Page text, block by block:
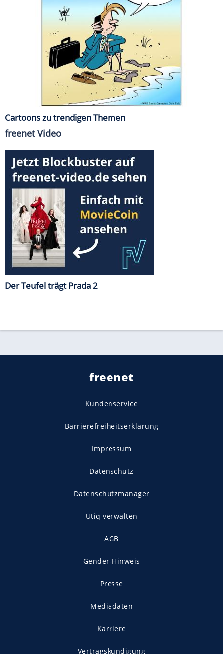
Cartoons zu trendigen Themen
freenet Video
Der Teufel trägt Prada 2
freenet
Kundenservice
Barrierefreiheitserklärung
Impressum
Datenschutz
Datenschutzmanager
Utiq verwalten
AGB
Gender-Hinweis
Presse
Mediadaten
Karriere
Vertragskündigung